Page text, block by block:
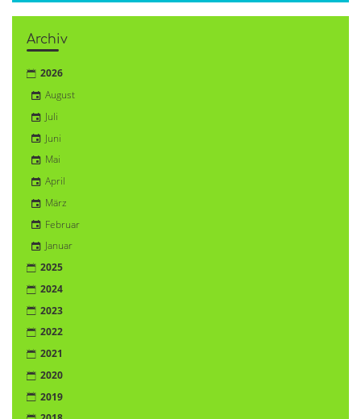
Archiv
2026
August
Juli
Juni
Mai
April
März
Februar
Januar
2025
2024
2023
2022
2021
2020
2019